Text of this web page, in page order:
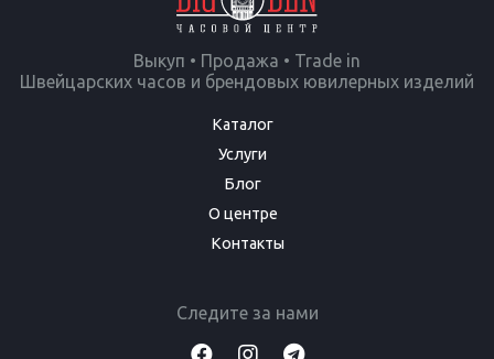
Выкуп • Продажа • Trade in
Швейцарских часов и брендовых ювилерных изделий
Каталог
Услуги
Блог
О центре
Контакты
Следите за нами